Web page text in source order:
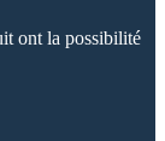
ont la possibilité